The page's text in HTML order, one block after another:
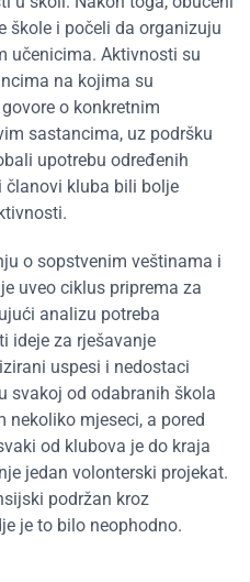
škole i počeli da organizuju
učenicima. Aktivnosti su
na kojima su
o konkretnim
sastancima, uz podršku
upotrebu određenih
članovi kluba bili bolje
o sopstvenim veštinama i
uveo ciklus priprema za
analizu potreba
ideje za rješavanje
uspesi i nedostaci
svakoj od odabranih škola
nekoliko mjeseci, a pored
od klubova je do kraja
jedan volonterski projekat.
podržan kroz
je to bilo neophodno.